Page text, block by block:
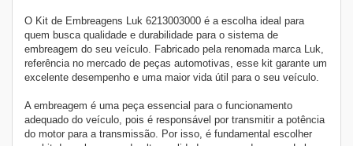
O Kit de Embreagens Luk 6213003000 é a escolha ideal para
quem busca qualidade e durabilidade para o sistema de
embreagem do seu veículo. Fabricado pela renomada marca Luk,
referência no mercado de peças automotivas, esse kit garante um
excelente desempenho e uma maior vida útil para o seu veículo.
A embreagem é uma peça essencial para o funcionamento
adequado do veículo, pois é responsável por transmitir a potência
do motor para a transmissão. Por isso, é fundamental escolher